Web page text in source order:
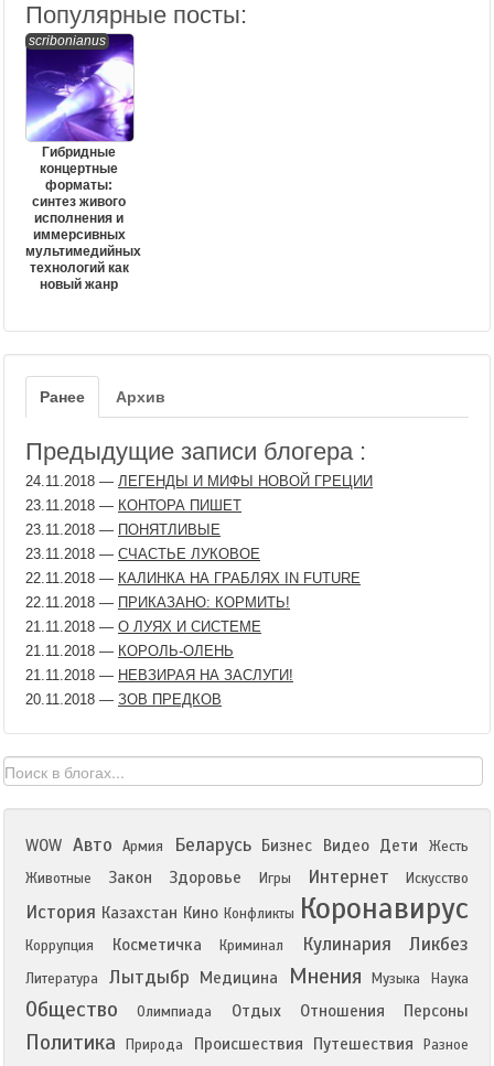
Популярные посты:
scribonianus
Гибридные
концертные
форматы:
синтез живого
исполнения и
иммерсивных
мультимедийных
технологий как
новый жанр
Ранее Архив
Предыдущие записи блогера :
24.11.2018 — ЛЕГЕНДЫ И МИФЫ НОВОЙ ГРЕЦИИ
23.11.2018 — КОНТОРА ПИШЕТ
23.11.2018 — ПОНЯТЛИВЫЕ
23.11.2018 — СЧАСТЬЕ ЛУКОВОЕ
22.11.2018 — КАЛИНКА НА ГРАБЛЯХ IN FUTURE
22.11.2018 — ПРИКАЗАНО: КОРМИТЬ!
21.11.2018 — О ЛУЯХ И СИСТЕМЕ
21.11.2018 — КОРОЛЬ-ОЛЕНЬ
21.11.2018 — НЕВЗИРАЯ НА ЗАСЛУГИ!
20.11.2018 — ЗОВ ПРЕДКОВ
WOW Авто Армия Беларусь Бизнес Видео Дети
Жесть
Животные
Закон Здоровье Игры Интернет Искусство
История Казахстан Кино Конфликты Коронавирус
Коррупция Косметичка Криминал Кулинария Ликбез
Литература Лытдыбр Медицина Мнения Музыка Наука
Общество Олимпиада Отдых Отношения Персоны
Политика Природа Происшествия Путешествия Разное